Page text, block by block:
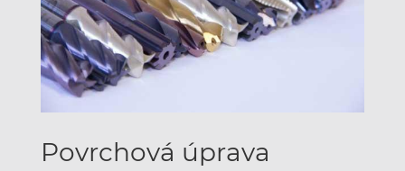
Povrchová úprava